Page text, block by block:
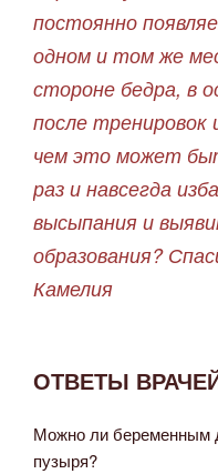
постоянно
одном и том же
стороне бедра, в
после тренировок
чем это может
раз и навсегда
высыпания и
образования?
Камелия
ОТВЕТЫ
Можно ли беременным
пузыря?